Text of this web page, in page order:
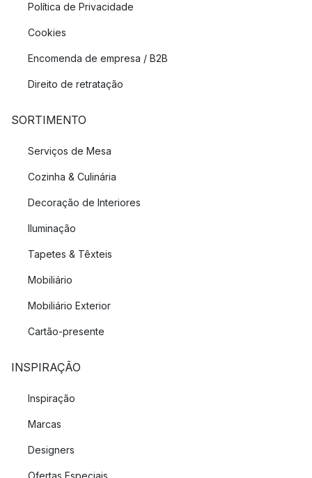
Política de Privacidade
Cookies
Encomenda de empresa / B2B
Direito de retratação
SORTIMENTO
Serviços de Mesa
Cozinha & Culinária
Decoração de Interiores
Iluminação
Tapetes & Têxteis
Mobiliário
Mobiliário Exterior
Cartão-presente
INSPIRAÇÃO
Inspiração
Marcas
Designers
Ofertas Especiais